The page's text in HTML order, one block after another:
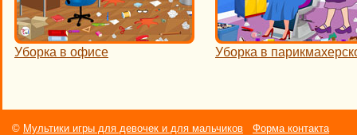
Уборка в офисе Уборка в
© Мультики игры для девочек и для мальчиков Форма контакта